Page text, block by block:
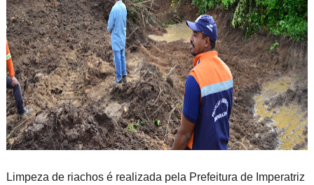
Limpeza de riachos é realizada pela Prefeitura de Imperatriz